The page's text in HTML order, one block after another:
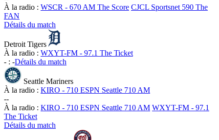
À la radio : WSCR - 670 AM The Score CJCL Sportsnet 590 The
FAN
Détails du match
Detroit Tigers
À la radio : WXYT-FM - 97.1 The Ticket
- : -Détails du match
Seattle Mariners
À la radio : KIRO - 710 ESPN Seattle 710 AM
--
À la radio : KIRO - 710 ESPN Seattle 710 AM WXYT-FM - 97.1
The Ticket
Détails du match